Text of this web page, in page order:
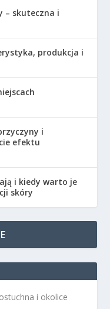
– skuteczna i
produkcja i
i
efektu
i kiedy warto je
skóry
i okolice